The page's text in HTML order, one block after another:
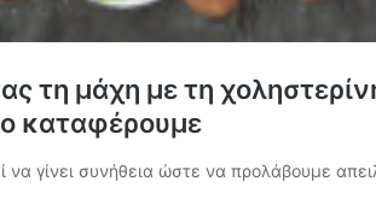
τη μάχη με τη
καταφέρουμε
να γίνει συνήθεια ώστε να προλάβουμε